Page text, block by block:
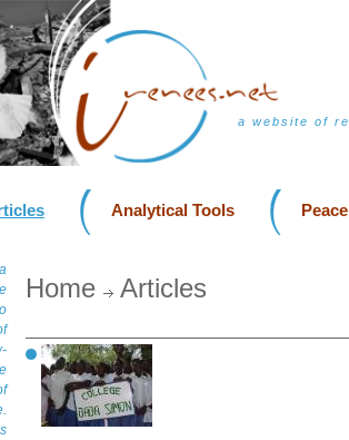
a website of
Analytical Tools
Home Articles